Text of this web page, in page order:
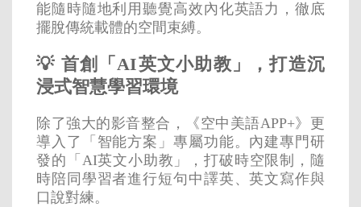
能隨時隨地利用聽覺高效內化英語力，徹底
擺脫傳統載體的空間束縛。
💡 首創「AI英文小助教」，打造沉
浸式智慧學習環境
除了強大的影音整合，《空中美語APP+》更
導入了「智能方案」專屬功能。內建專門研
發的「AI英文小助教」，打破時空限制，隨
時陪同學習者進行短句中譯英、英文寫作與
口說對練。